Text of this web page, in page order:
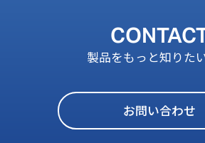
製品をもっと知りた
お問い合わせ